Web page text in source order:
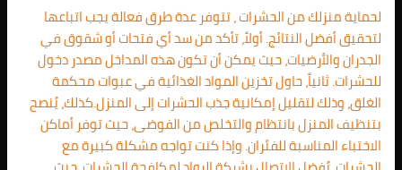
لحماية منزلك من الحشرات ، تتوفر عدة طرق فعالة يجب اتباعها
لتحقيق أفضل النتائج. أولاً، تأكد من سد أي فتحات أو شقوق في
الجدران والأرضيات، حيث يمكن أن تكون هذه المداخل مصدر دخول
للحشرات. ثانياً، حاول تخزين المواد الغذائية في عبوات محكمة
الغلق، وذلك لتقليل إمكانية جذب الحشرات إلى المنزل.كذلك، يُنصح
بتنظيف المنزل بانتظام والتخلص من الفوضى، حيث توفر أماكن
الاختباء المناسبة للفئران. وإذا كنت تواجه مشكلة كبيرة مع